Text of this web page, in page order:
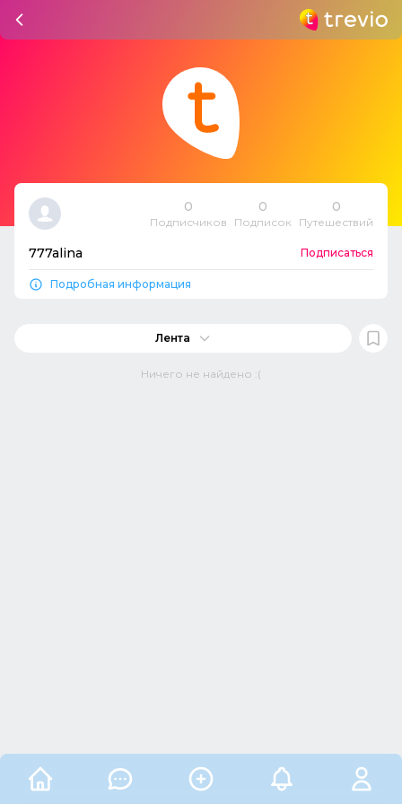
0
Подписчиков
0
Подписок
0
Путешествий
777alina Подписаться
Подробная информация
Лента
Ничего не найдено :(